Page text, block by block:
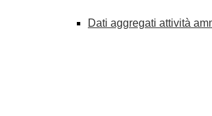
Dati aggregati attività